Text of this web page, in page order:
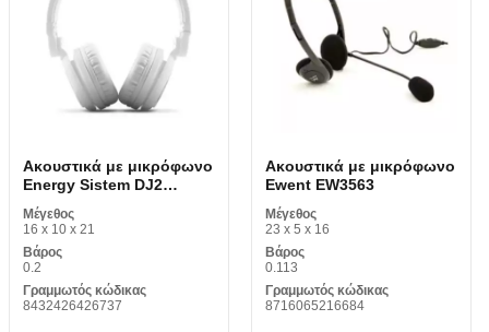
Ακουστικά με μικρόφωνο
Energy Sistem DJ2
426737
Μέγεθος
16 x 10 x 21
Βάρος
0.2
Γραμμωτός κώδικας
8432426426737
Ακουστικά με μικρόφωνο
Ewent EW3563
Μέγεθος
23 x 5 x 16
Βάρος
0.113
Γραμμωτός κώδικας
8716065216684